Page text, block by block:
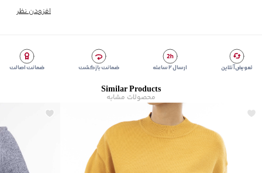
شیوه‌برش
Regular fit
افزودن نظر
تعویض آنلاین ارسال ۲ ساعته ضمانت بازگشت ضمانت اصالت
Similar Products
محصولات مشابه